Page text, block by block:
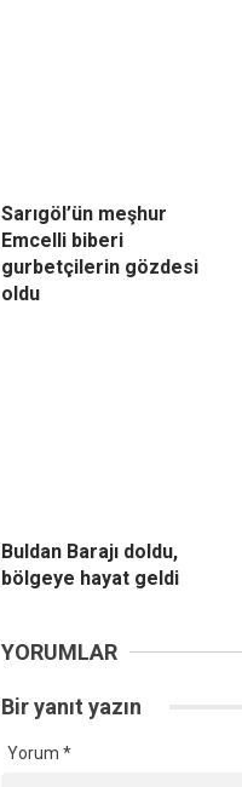
Sarıgöl’ün meşhur
Emcelli biberi
gurbetçilerin gözdesi
oldu
Buldan Barajı doldu,
bölgeye hayat geldi
YORUMLAR
Bir yanıt yazın
Yorum *